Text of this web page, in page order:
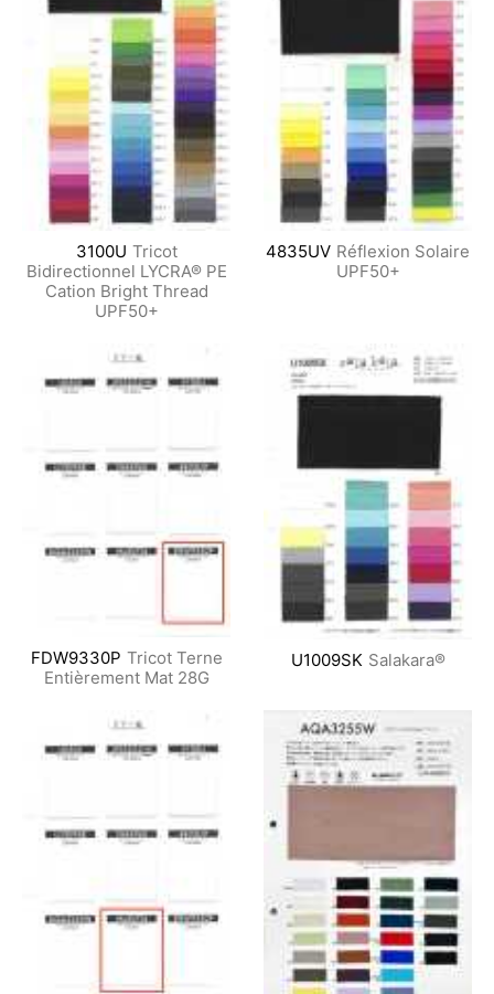
3100U Tricot
Bidirectionnel LYCRA® PE
Cation Bright Thread
UPF50+
4835UV Réflexion Solaire
UPF50+
FDW9330P Tricot Terne
Entièrement Mat 28G
U1009SK Salakara®